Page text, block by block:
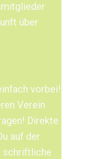
über
vorbei!
Verein
Direkte
auf der
schriftliche